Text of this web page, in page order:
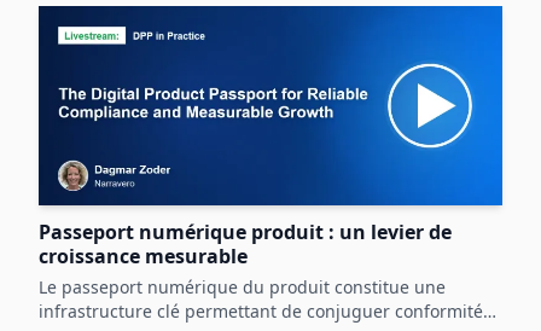
Passeport numérique produit : un levier de
croissance mesurable
Le passeport numérique du produit constitue une
infrastructure clé permettant de conjuguer conformité